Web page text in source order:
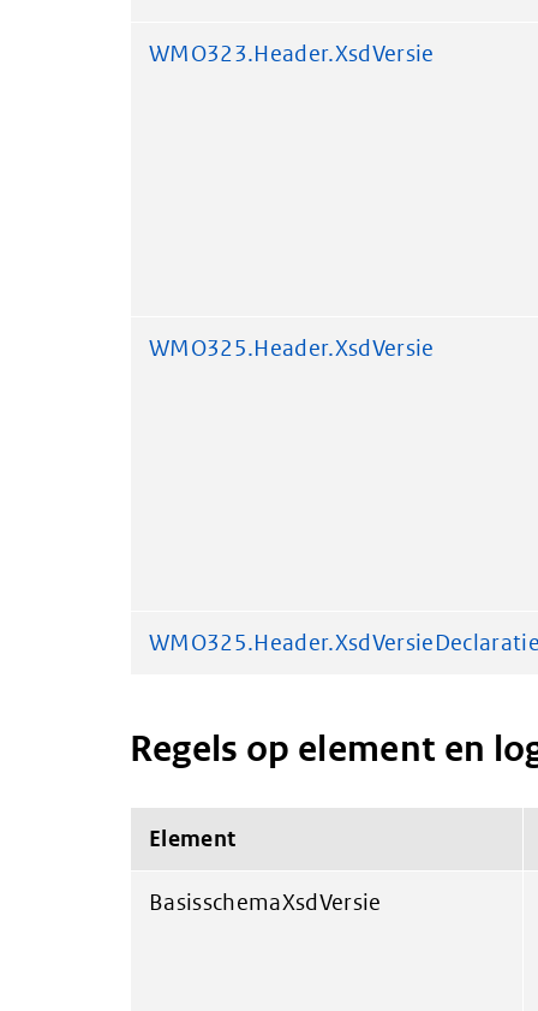
WMO323.Header.XsdVersie
WMO325.Header.XsdVersie
Regels op element en
Element
BasisschemaXsdVersie